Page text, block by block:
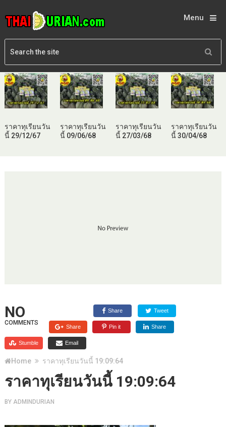
Menu
ราคาทุเรียนวัน
นี้ 29/12/67
ราคาทุเรียนวัน
นี้ 09/06/68
ราคาทุเรียนวัน
นี้ 27/03/68
ราคาทุเรียนวัน
นี้ 30/04/68
NO
COMMENTS
Share Tweet
Share Pin it Share
Stumble Email
Home ราคาทุเรียนวันนี้ 19:09:64
ราคาทุเรียนวันนี้ 19:09:64
BY ADMINDURIAN